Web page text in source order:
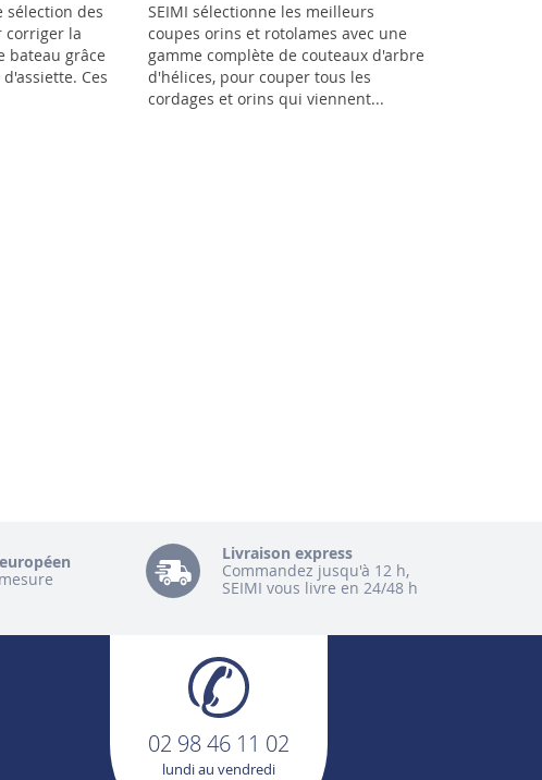
sélection des
corriger la
bateau grâce
Ces
SEIMI sélectionne les meilleurs
coupes orins et rotolames avec une
gamme complète de couteaux d'arbre
d'hélices, pour couper tous les
cordages et orins qui viennent...
Livraison express
Commandez jusqu'à 12 h,
SEIMI vous livre en 24/48 h
02 98 46 11 02
lundi au vendredi